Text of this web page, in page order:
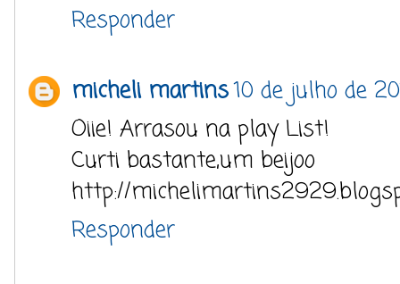
Responder
micheli martins10 de julho de
Oiie! Arrasou na play List!
Curti bastante,um beijoo
http://
Responder